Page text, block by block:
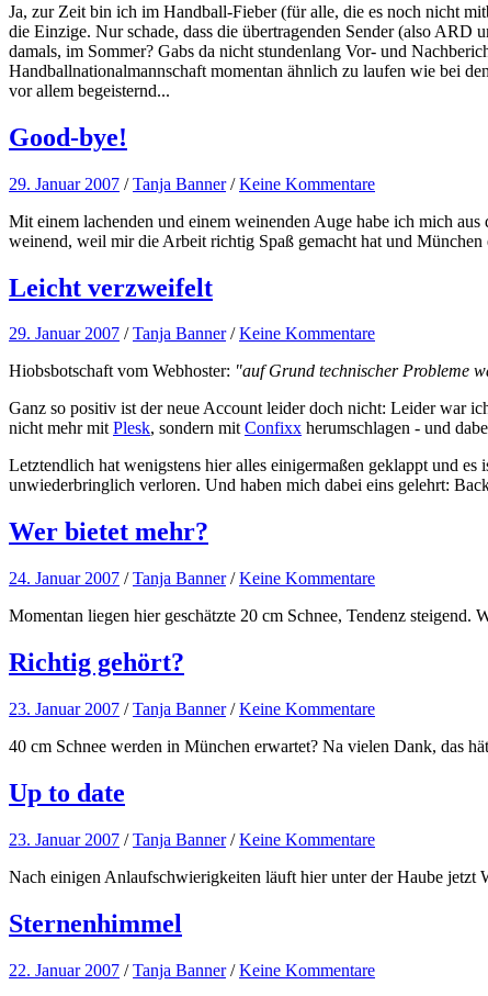
Ja, zur Zeit bin ich im Handball-Fieber (für alle, die es noch nicht
die Einzige. Nur schade, dass die übertragenden Sender (also
damals, im Sommer? Gabs da nicht stundenlang Vor- und
Handballnationalmannschaft momentan ähnlich zu laufen wie bei
vor allem begeisternd...
Good-bye!
29. Januar 2007 /Tanja Banner /Keine Kommentare
Mit einem lachenden und einem weinenden Auge habe ich mich
weinend, weil mir die Arbeit richtig Spaß gemacht hat und
Leicht verzweifelt
29. Januar 2007 /Tanja Banner /Keine Kommentare
Hiobsbotschaft vom Webhoster: "auf Grund technischer Probleme
Ganz so positiv ist der neue Account leider doch nicht: Leider war
nicht mehr mitPlesk, sondern mitConfixx herumschlagen - und
Letztendlich hat wenigstens hier alles einigermaßen geklappt und
unwiederbringlich verloren. Und haben mich dabei eins gelehrt:
Wer bietet mehr?
24. Januar 2007 /Tanja Banner /Keine Kommentare
Momentan liegen hier geschätzte 20 cm Schnee, Tendenz steigend.
Richtig gehört?
23. Januar 2007 /Tanja Banner /Keine Kommentare
40 cm Schnee werden in München erwartet? Na vielen Dank, das
Up to date
23. Januar 2007 /Tanja Banner /Keine Kommentare
Nach einigen Anlaufschwierigkeiten läuft hier unter der Haube jetzt
Sternenhimmel
22. Januar 2007 /Tanja Banner /Keine Kommentare